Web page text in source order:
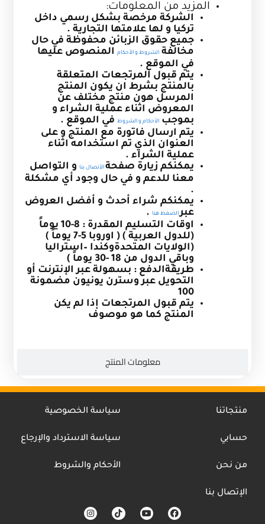
معلومات المنتج
المزيد من المعلومات:
الشركة مرخصة بشكل رسمي داخل
تركيا و لها علامتها التجارية .
جميع حقوق الزبائن محفوظة في حال
مخالفة الشروط و الأحكام المنصوص عليها
في الموقع .
يتم قبول المرتجعات المتعلقة
بالمنتج بشرط ان يكون المنتج
المرسل هون منتج مختلف عن
المعروض اثناء عملية الشراء و
بموجب الأحكام و الشروط في الموقع .
يتم ارسال فاتورة مع المنتج و على
العنوان الذي تم استخدامه اثناء
عملية الشراء .
يمكنكم زيارة صفحة الأتصال بنا و التواصل
معنا للدعم و في حال وجود أي مشكلة
.
يمكنكم شراء أحدث و أفضل العروض
عبر الضغط هنا .
اوقات التسليم المقدرة : 8-10 يوماً
(للدول العربية ) ( اوروبا 5-7 يوماً )
(الولايات المتحدةوكندا –استراليا
وباقي الدول من 18 -30 يوماً )
طريقةالدفع : بسهولة عبر الإنترنت أو
التحويل عبر وسترن يونيون مضمونة
100
يتم قبول المرتجعات إذا لم يكن
المنتج كما هو موصوف
منتجاتنا
حسابي
من نحن
الإتصال بنا
سياسة الخصوصية
سياسة الاسترداد والإرجاع
الأحكام والشروط
F
a
Y
o
T
i
I
n